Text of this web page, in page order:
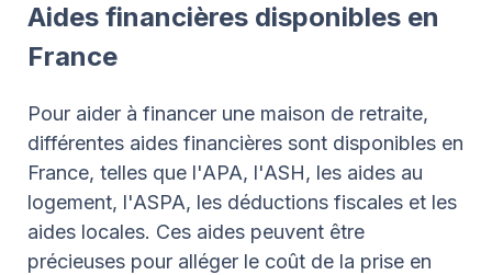
Aides financières disponibles en
France
Pour aider à financer une maison de retraite,
différentes aides financières sont disponibles en
France, telles que l'APA, l'ASH, les aides au
logement, l'ASPA, les déductions fiscales et les
aides locales. Ces aides peuvent être
précieuses pour alléger le coût de la prise en